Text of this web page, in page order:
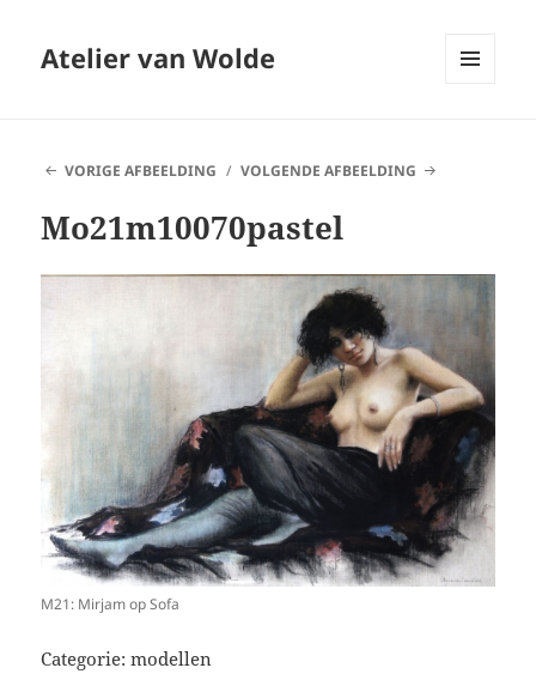
Atelier van Wolde
VORIGE AFBEELDING
VOLGENDE AFBEELDING
Mo21m10070pastel
M21: Mirjam op Sofa
Categorie: modellen